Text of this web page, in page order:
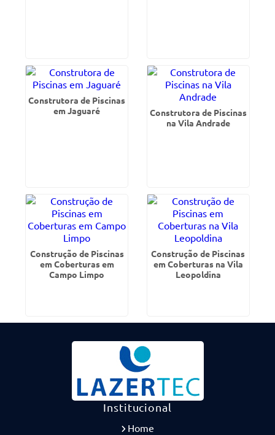
Construtora de Piscinas
em Jaguaré
Construtora de Piscinas
na Vila Andrade
Construção de Piscinas
em Coberturas em
Campo Limpo
Construção de Piscinas
em Coberturas na Vila
Leopoldina
Institucional
Home